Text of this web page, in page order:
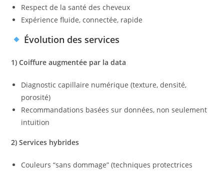
Respect de la santé des cheveux
Expérience fluide, connectée, rapide
Évolution des services
1) Coiffure augmentée par la data
Diagnostic capillaire numérique (texture, densité,
porosité)
Recommandations basées sur données, non seulement
intuition
2) Services hybrides
Couleurs “sans dommage” (techniques protectrices